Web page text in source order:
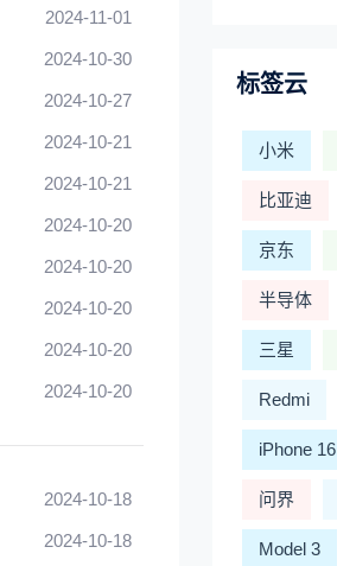
2024-11-01
2024-10-30
2024-10-27
2024-10-21
2024-10-21
2024-10-20
2024-10-20
2024-10-20
2024-10-20
2024-10-20
2024-10-18
2024-10-18
标签云
小米
比亚迪
京东
半导体
三星
Redmi
iPhone 16
问界
Model 3